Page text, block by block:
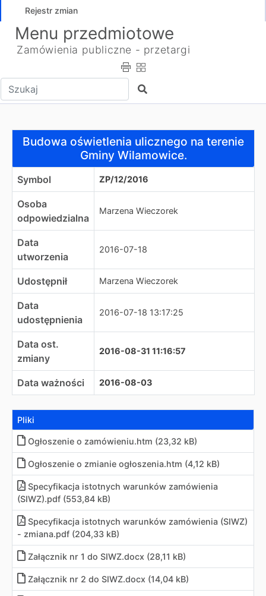
Rejestr zmian
Menu przedmiotowe
Zamówienia publiczne - przetargi
Wpisz tekst do wyszukania Szukaj
Budowa oświetlenia ulicznego na terenie Gminy
Budowa oświetlenia ulicznego na terenie
Gminy Wilamowice.
Symbol ZP/12/2016
Osoba
odpowiedzialna
Marzena Wieczorek
Data
utworzenia
2016-07-18
Udostępnił Marzena Wieczorek
Data
udostępnienia
2016-07-18 13:17:25
Data ost.
zmiany
2016-08-31 11:16:57
Data ważności 2016-08-03
Pliki
Ogłoszenie o zamówieniu.htm (23,32 kB)
Ogłoszenie o zmianie ogłoszenia.htm (4,12 kB)
Specyfikacja istotnych warunków zamówienia
(SIWZ).pdf (553,84 kB)
Specyfikacja istotnych warunków zamówienia (SIWZ)
- zmiana.pdf (204,33 kB)
Załącznik nr 1 do SIWZ.docx (28,11 kB)
Załącznik nr 2 do SIWZ.docx (14,04 kB)